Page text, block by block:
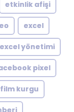
etkinlik afişi
excel
excel yönetimi
pixel
film kurgu